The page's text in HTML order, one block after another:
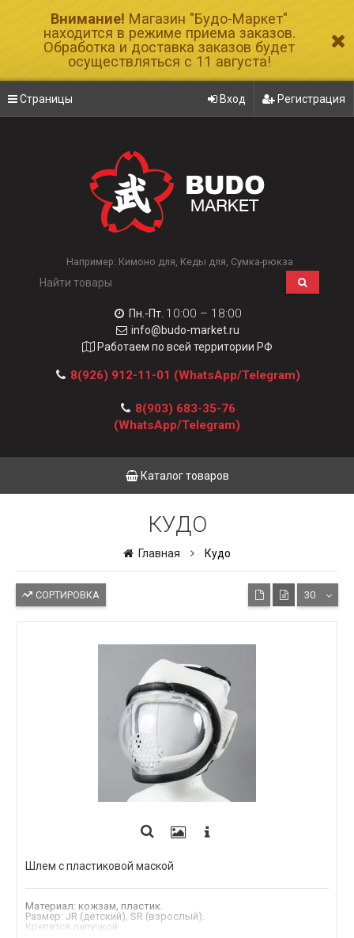
Внимание! Магазин "Будо-Маркет"
находится в режиме приема заказов.
Обработка и доставка заказов будет
осуществляться с 11 августа!
Страницы Вход Регистрация
Например: Кимоно для Кеды для Сумка-рюкза
Пн.-Пт. 10:00 – 18:00
info@budo-market.ru
Работаем по всей территории РФ
8(926) 912-11-01 (WhatsApp/Telegram)
8(903) 683-35-76
(WhatsApp/Telegram)
Каталог товаров
КУДО
Главная Кудо
СОРТИРОВКА 30
Шлем с пластиковой маской
Материал: кожзам, пластик.
Размер: JR (детский), SR (взрослый).
Крепится липучкой